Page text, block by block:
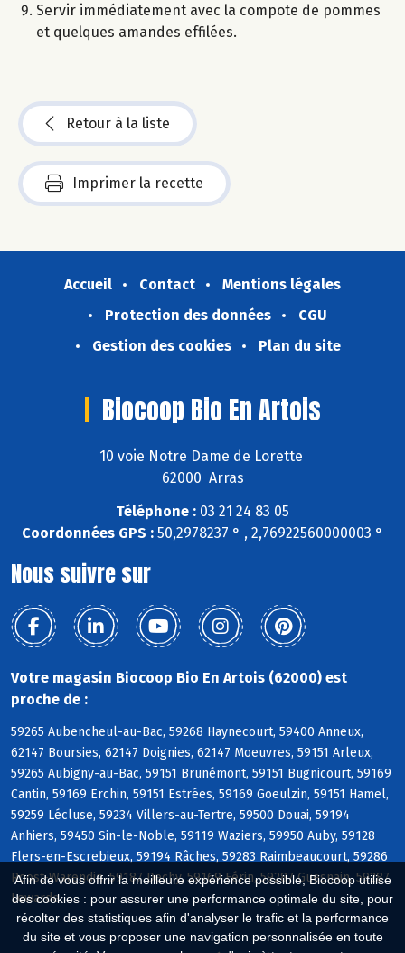
Afin de vous offrir la meilleure expérience possible, Biocoop utilise
des cookies : pour assurer une performance optimale du site, pour
récolter des statistiques afin d'analyser le trafic et la performance
du site et vous proposer une navigation personnalisée en toute
Servir immédiatement avec la compote de pommes
et quelques amandes effilées.
Retour à la liste
Imprimer la recette
Accueil Contact
Mentions légales
Protection des données
CGU
Gestion des cookies
Plan du site
Biocoop Bio En Artois
10 voie Notre Dame de Lorette
62000 Arras
Téléphone : 03 21 24 83 05
Coordonnées GPS : 50,2978237 ° , 2,76922560000003 °
Nous suivre sur
Votre magasin Biocoop Bio En Artois (62000) est
proche de :
59265 Aubencheul-au-Bac, 59268 Haynecourt, 59400 Anneux,
62147 Boursies, 62147 Doignies, 62147 Moeuvres, 59151 Arleux,
59265 Aubigny-au-Bac, 59151 Brunémont, 59151 Bugnicourt, 59169
Cantin, 59169 Erchin, 59151 Estrées, 59169 Goeulzin, 59151 Hamel,
59259 Lécluse, 59234 Villers-au-Tertre, 59500 Douai, 59194
Anhiers, 59450 Sin-le-Noble, 59119 Waziers, 59950 Auby, 59128
Flers-en-Escrebieux, 59194 Râches, 59283 Raimbeaucourt, 59286
Roost-Warendin, 59187 Dechy, 59169 Férin, 59287 Guesnain, 59287
Lewarde